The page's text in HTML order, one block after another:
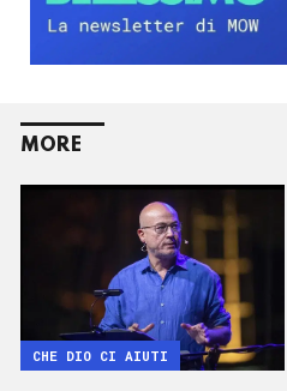
MORE
CHE DIO CI AIUTI